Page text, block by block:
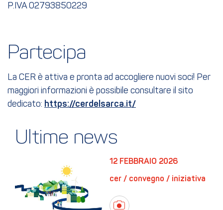
P.IVA 02793850229
Partecipa
La CER è attiva e pronta ad accogliere nuovi soci! Per
maggiori informazioni è possibile consultare il sito
dedicato: https://cerdelsarca.it/
Ultime news
12 FEBBRAIO 2026
cer / convegno / iniziativa